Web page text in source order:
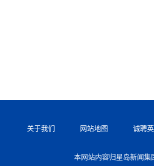
关于我们 网站地图 诚聘
本网站内容归星岛新闻集